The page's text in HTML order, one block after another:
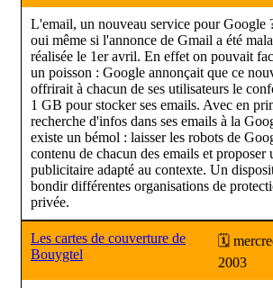
L'email, un nouveau service pour Google
oui même si l'annonce de Gmail a été
réalisée le 1er avril. En effet on pouvait
un poisson : Google annonçait que ce
offrirait à chacun de ses utilisateurs le
1 GB pour stocker ses emails. Avec en
recherche d'infos dans ses emails à la
existe un bémol : laisser les robots de
contenu de chacun des emails et proposer
publicitaire adapté au contexte. Un
bondir différentes organisations de
privée.
Les cartes de couverture de
Bouygtel
🗓
2003